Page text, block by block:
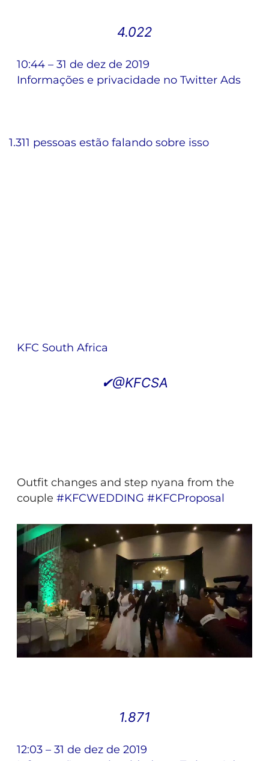
4.022
10:44 – 31 de dez de 2019
Informações e privacidade no Twitter Ads
1.311 pessoas estão falando sobre isso
KFC South Africa
✔@KFCSA
Outfit changes and step nyana from the
couple #KFCWEDDING #KFCProposal
1.871
12:03 – 31 de dez de 2019